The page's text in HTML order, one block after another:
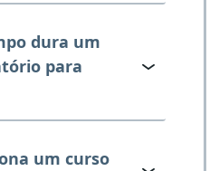
dura um
para
um curso